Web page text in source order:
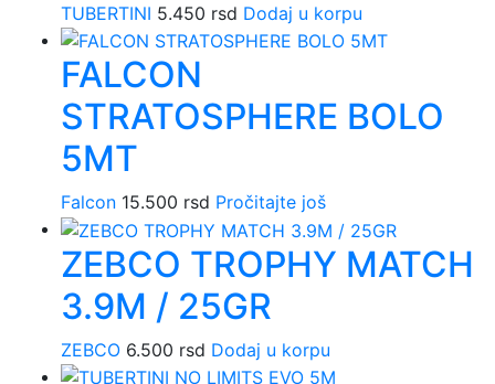
TUBERTINI 5.450 rsd Dodaj u korpu
FALCON
STRATOSPHERE BOLO
5MT
Falcon 15.500 rsd Pročitajte još
ZEBCO TROPHY MATCH
3.9M / 25GR
ZEBCO 6.500 rsd Dodaj u korpu